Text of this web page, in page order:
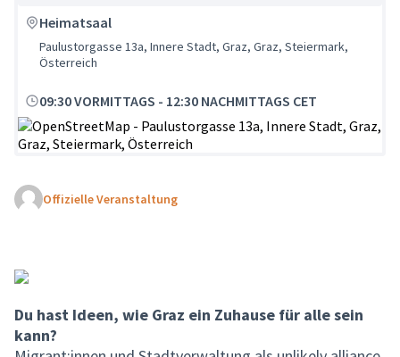
Heimatsaal
Paulustorgasse 13a, Innere Stadt, Graz, Graz, Steiermark,
Österreich
09:30 VORMITTAGS - 12:30 NACHMITTAGS CET
Offizielle Veranstaltung
Du hast Ideen, wie Graz ein Zuhause für alle sein
kann?